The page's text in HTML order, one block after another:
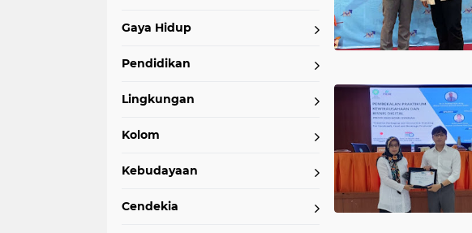
Gaya Hidup
Pendidikan
Lingkungan
Kolom
Kebudayaan
Cendekia